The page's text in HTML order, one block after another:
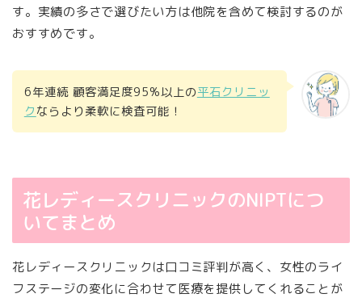
す。実績の多さで選びたい方は他院を含めて検討するのが
おすすめです。
6年連続 顧客満足度95%以上の平石クリニッ
クならより柔軟に検査可能！
花レディースクリニックのNIPTにつ
いてまとめ
花レディースクリニックは口コミ評判が高く、女性のライ
フステージの変化に合わせて医療を提供してくれることが